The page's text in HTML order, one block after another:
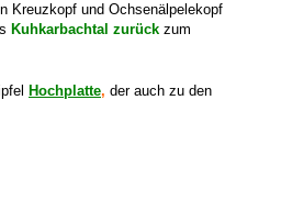
Kreuzkopf und Ochsenälpelekopf
Kuhkarbachtal zurück zum
Hochplatte, der auch zu den